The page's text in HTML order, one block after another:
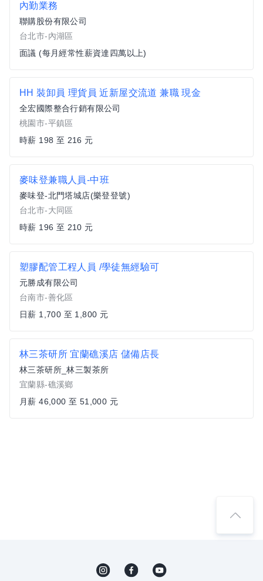
內勤業務
聯購股份有限公司
台北市-內湖區
面議 (每月經常性薪資達四萬以上)
HH 裝卸員 理貨員 近新屋交流道 兼職 現金
全宏國際整合行銷有限公司
桃園市-平鎮區
時薪 198 至 216 元
麥味登兼職人員-中班
麥味登-北門塔城店(樂登登號)
台北市-大同區
時薪 196 至 210 元
塑膠配管工程人員 /學徒無經驗可
元勝成有限公司
台南市-善化區
日薪 1,700 至 1,800 元
林三茶研所 宜蘭礁溪店 儲備店長
林三茶研所_林三製茶所
宜蘭縣-礁溪鄉
月薪 46,000 至 51,000 元